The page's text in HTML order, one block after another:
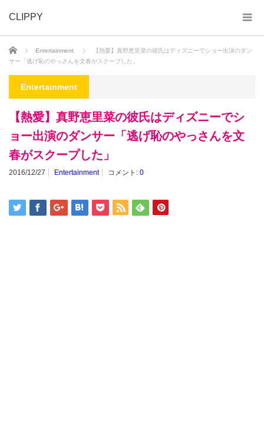
CLIPPY
ホーム Entertainment
【熱愛】真野恵里菜の彼氏はディズニーでショー出演のダン
サー「逃げ恥のやっさんを文春がスクープした」
Entertainment
【熱愛】真野恵里菜の彼氏はディズニーでシ
ョー出演のダンサー「逃げ恥のやっさんを文
春がスクープした」
2016/12/27 Entertainment コメント: 0